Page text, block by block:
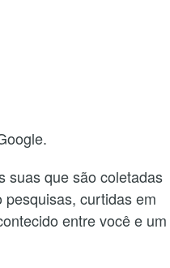
suas que são coletadas
curtidas em
entre você e um